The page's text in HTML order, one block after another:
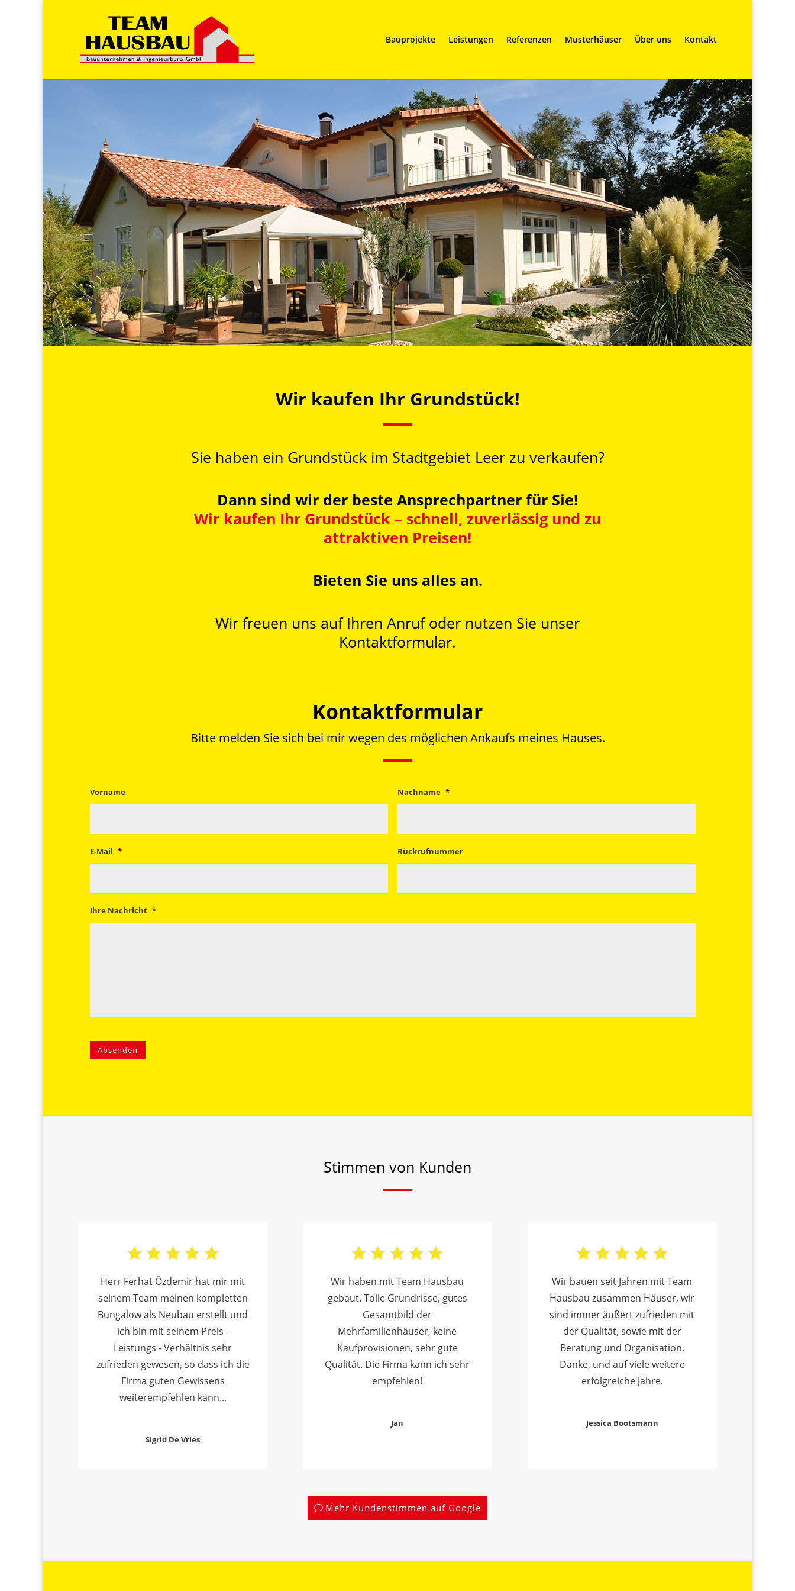
Bauprojekte Leistungen Referenzen Musterhäuser Über uns Kontakt
Wir kaufen Ihr Grundstück!
Sie haben ein Grundstück im Stadtgebiet Leer zu verkaufen?
Dann sind wir der beste Ansprechpartner für Sie!
Wir kaufen Ihr Grundstück – schnell, zuverlässig und zu
attraktiven Preisen!
Bieten Sie uns alles an.
Wir freuen uns auf Ihren Anruf oder nutzen Sie unser
Kontaktformular.
Kontaktformular
Bitte melden Sie sich bei mir wegen des möglichen Ankaufs meines Hauses.
Vorname Nachname *
E-Mail * Rückrufnummer
Ihre Nachricht *
Absenden
Stimmen von Kunden
Herr Ferhat Özdemir hat mir mit
seinem Team meinen kompletten
Bungalow als Neubau erstellt und
ich bin mit seinem Preis -
Leistungs - Verhältnis sehr
zufrieden gewesen, so dass ich die
Firma guten Gewissens
weiterempfehlen kann...
Sigrid De Vries
Wir haben mit Team Hausbau
gebaut. Tolle Grundrisse, gutes
Gesamtbild der
Mehrfamilienhäuser, keine
Kaufprovisionen, sehr gute
Qualität. Die Firma kann ich sehr
empfehlen!
Jan
Wir bauen seit Jahren mit Team
Hausbau zusammen Häuser, wir
sind immer äußert zufrieden mit
der Qualität, sowie mit der
Beratung und Organisation.
Danke, und auf viele weitere
erfolgreiche Jahre.
Jessica Bootsmann
Mehr Kundenstimmen auf Google